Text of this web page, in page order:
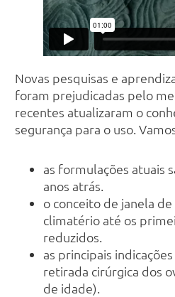
Novas pesquisas e
foram prejudicadas pelo
recentes atualizaram o
segurança para o uso.
as formulações atuais
anos atrás.
o conceito de janela
climatério até os
reduzidos.
as principais
retirada cirúrgica dos
de idade).